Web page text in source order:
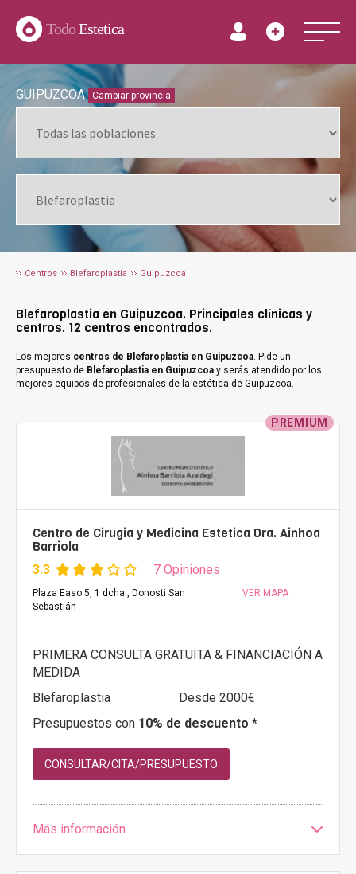
TodoEstetica
GUIPUZCOA Cambiar provincia
Centros Blefaroplastia Guipuzcoa
Blefaroplastia en Guipuzcoa. Principales clínicas y
centros. 12 centros encontrados.
Los mejores centros de Blefaroplastia en Guipuzcoa. Pide un
presupuesto de Blefaroplastia en Guipuzcoa y serás atendido por los
mejores equipos de profesionales de la estética de Guipuzcoa.
PREMIUM
Centro de Cirugia y Medicina Estetica Dra. Ainhoa
Barriola
3.3 7 Opiniones
Plaza Easo 5, 1 dcha., Donosti San
Sebastián
VER MAPA
PRIMERA CONSULTA GRATUITA & FINANCIACIÓN A
MEDIDA
Blefaroplastia
Desde 2000€
Presupuestos con 10% de descuento *
CONSULTAR/CITA/PRESUPUESTO
Más información